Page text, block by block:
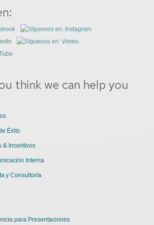
think we can help you
Éxito
& Incentivos
Interna
y Consultoría
para Presentaciones